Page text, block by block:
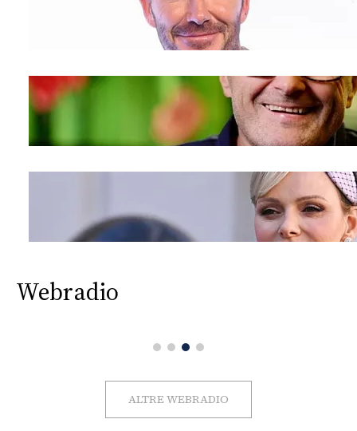
Webradio
ALTRE WEBRADIO